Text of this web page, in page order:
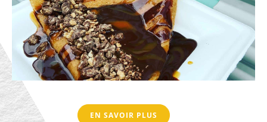
EN SAVOIR PLUS